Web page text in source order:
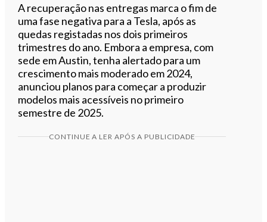
A recuperação nas entregas marca o fim de
uma fase negativa para a Tesla, após as
quedas registadas nos dois primeiros
trimestres do ano. Embora a empresa, com
sede em Austin, tenha alertado para um
crescimento mais moderado em 2024,
anunciou planos para começar a produzir
modelos mais acessíveis no primeiro
semestre de 2025.
CONTINUE A LER APÓS A PUBLICIDADE